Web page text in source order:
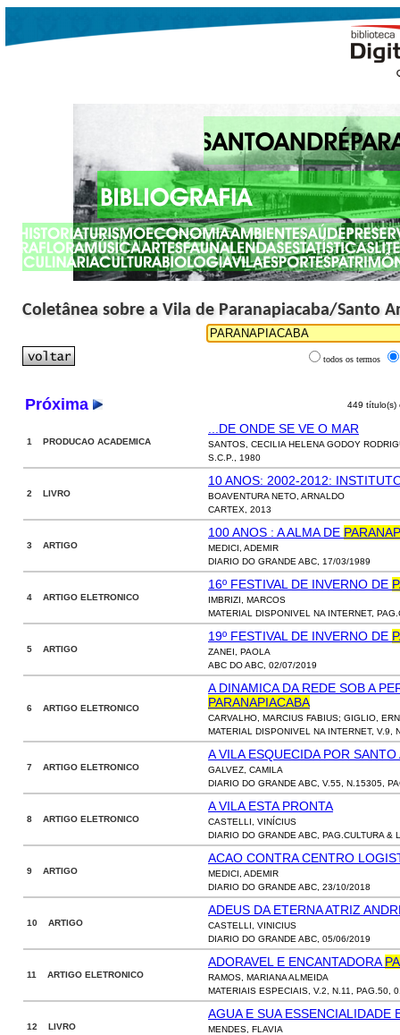
Coletânea sobre a Vila de Paranapiacaba/Santo
todos os termos
Próxima 449 título(s)
1 PRODUCAO ACADEMICA
...DE ONDE SE VE O MAR
SANTOS, CECILIA HELENA GODOY
S.C.P., 1980
2 LIVRO
10 ANOS: 2002-2012:
BOAVENTURA NETO, ARNALDO
CARTEX, 2013
3 ARTIGO
100 ANOS : A ALMA DE
MEDICI, ADEMIR
DIARIO DO GRANDE ABC, 17/03/1989
4 ARTIGO ELETRONICO
16º FESTIVAL DE INVERNO DE
IMBRIZI, MARCOS
MATERIAL DISPONIVEL NA INTERNET,
5 ARTIGO
19º FESTIVAL DE INVERNO DE
ZANEI, PAOLA
ABC DO ABC, 02/07/2019
6 ARTIGO ELETRONICO
A DINAMICA DA REDE SOB A
PARANAPIACABA
CARVALHO, MARCIUS FABIUS; GIGLIO,
MATERIAL DISPONIVEL NA INTERNET,
7 ARTIGO ELETRONICO
A VILA ESQUECIDA POR SANTO
GALVEZ, CAMILA
DIARIO DO GRANDE ABC, V.55, N.15305,
8 ARTIGO ELETRONICO
A VILA ESTA PRONTA
CASTELLI, VINÍCIUS
DIARIO DO GRANDE ABC, PAG.CULTURA &
9 ARTIGO
ACAO CONTRA CENTRO
MEDICI, ADEMIR
DIARIO DO GRANDE ABC, 23/10/2018
10 ARTIGO
ADEUS DA ETERNA ATRIZ
CASTELLI, VINICIUS
DIARIO DO GRANDE ABC, 05/06/2019
11 ARTIGO ELETRONICO
ADORAVEL E ENCANTADORA
RAMOS, MARIANA ALMEIDA
MATERIAIS ESPECIAIS, V.2, N.11, PAG.50,
12 LIVRO
AGUA E SUA ESSENCIALIDADE
MENDES, FLAVIA